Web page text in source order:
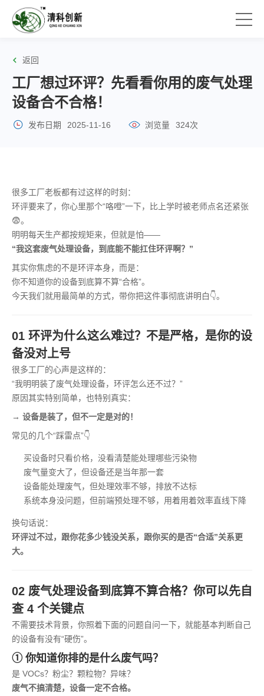
返回
工厂想过环评？先看看你用的废气处理
设备合不合格！
发布日期 2025-11-16 浏览量 324次
很多工厂老板都有过这样的时刻：
环评要来了，你心里那个“咯噔”一下，比上学时被老师点名还紧张
😨。
明明每天生产都按规矩来，但就是怕——
“我这套废气处理设备，到底能不能扛住环评啊？”
其实你焦虑的不是环评本身，而是：
你不知道你的设备到底算不算“合格”。
今天我们就用最简单的方式，带你把这件事彻底讲明白👇。
01 环评为什么这么难过？不是严格，是你的设
备没对上号
很多工厂的心声是这样的：
“我明明装了废气处理设备，环评怎么还不过？”
原因其实特别简单，也特别真实：
→ 设备是装了，但不一定是对的！
常见的几个“踩雷点”👇
买设备时只看价格，没看清楚能处理哪些污染物
废气量变大了，但设备还是当年那一套
设备能处理废气，但处理效率不够，排放不达标
系统本身没问题，但前端预处理不够，用着用着效率直线下降
换句话说：
环评过不过，跟你花多少钱没关系，跟你买的是否“合适”关系更
大。
02 废气处理设备到底算不算合格？你可以先自
查 4 个关键点
不需要技术背景，你照着下面的问题自问一下，就能基本判断自己
的设备有没有“硬伤”。
① 你知道你排的是什么废气吗？
是 VOCs？粉尘？颗粒物？异味？
废气不搞清楚，设备一定不合格。